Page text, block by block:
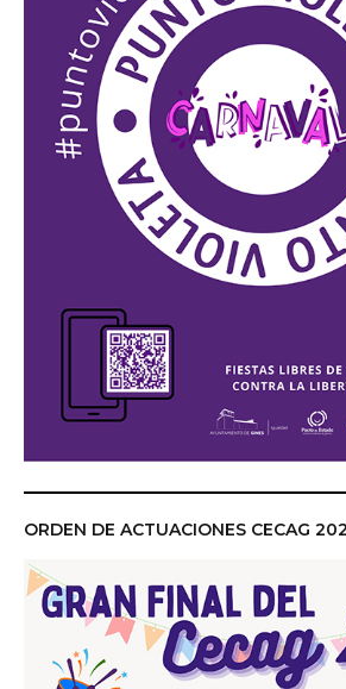
ORDEN DE ACTUACIONES CECAG